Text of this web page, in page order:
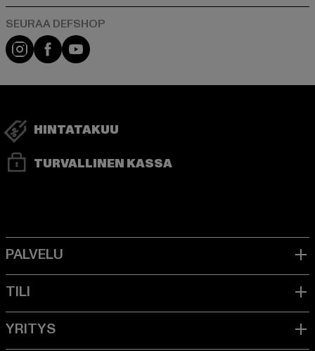
Visit our Instagram page:
Visit our Facebook page:
Visit our YouTube channel:
HINTATAKUU
TURVALLINEN KASSA